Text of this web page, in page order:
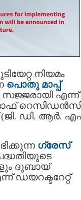
നിയമം
പൊതു മാപ്പ്
എന്ന്
ഡി. ആർ.
ഗ്രേസ്
ദുബായ്
ഡയറക്ടറേറ്റ്